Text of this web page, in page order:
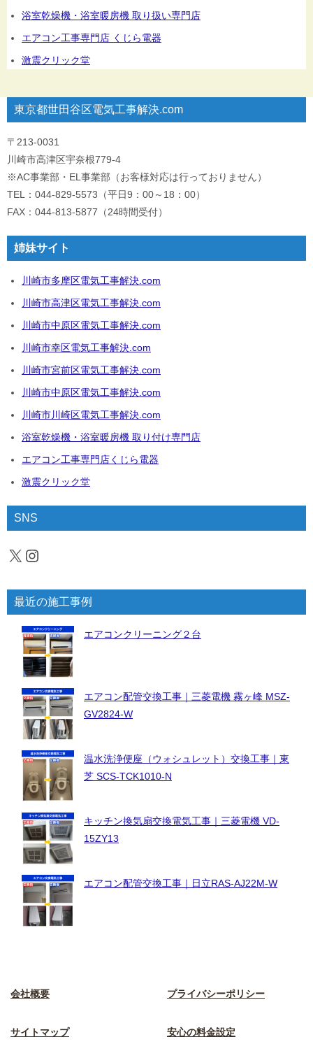
浴室乾燥機・浴室暖房機 取り扱い専門店
エアコン工事専門店 くじら電器
激震クリック堂
東京都世田谷区電気工事解決.com
〒213-0031
川崎市高津区宇奈根779-4
※AC事業部・EL事業部（お客様対応は行っておりません）
TEL：044-829-5573（平日9：00～18：00）
FAX：044-813-5877（24時間受付）
姉妹サイト
川崎市多摩区電気工事解決.com
川崎市高津区電気工事解決.com
川崎市中原区電気工事解決.com
川崎市幸区電気工事解決.com
川崎市宮前区電気工事解決.com
川崎市中原区電気工事解決.com
川崎市川崎区電気工事解決.com
浴室乾燥機・浴室暖房機 取り付け専門店
エアコン工事専門店くじら電器
激震クリック堂
SNS
X Instagram
最近の施工事例
エアコンクリーニング２台
エアコン配管交換工事｜三菱電機 霧ヶ峰 MSZ-
GV2824-W
温水洗浄便座（ウォシュレット）交換工事｜東
芝 SCS-TCK1010-N
キッチン換気扇交換電気工事｜三菱電機 VD-
15ZY13
エアコン配管交換工事｜日立RAS-AJ22M-W
会社概要 プライバシーポリシー
サイトマップ 安心の料金設定